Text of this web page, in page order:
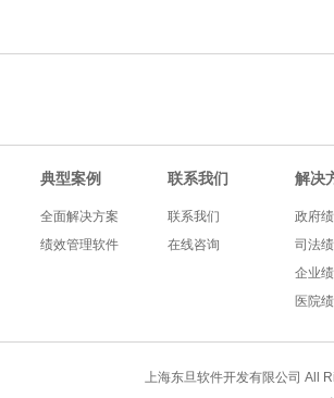
典型案例
全面解决方案
绩效管理软件
联系我们
联系我们
在线咨询
解决
政府
司法
企业
医院
上海东旦软件开发有限公司 All